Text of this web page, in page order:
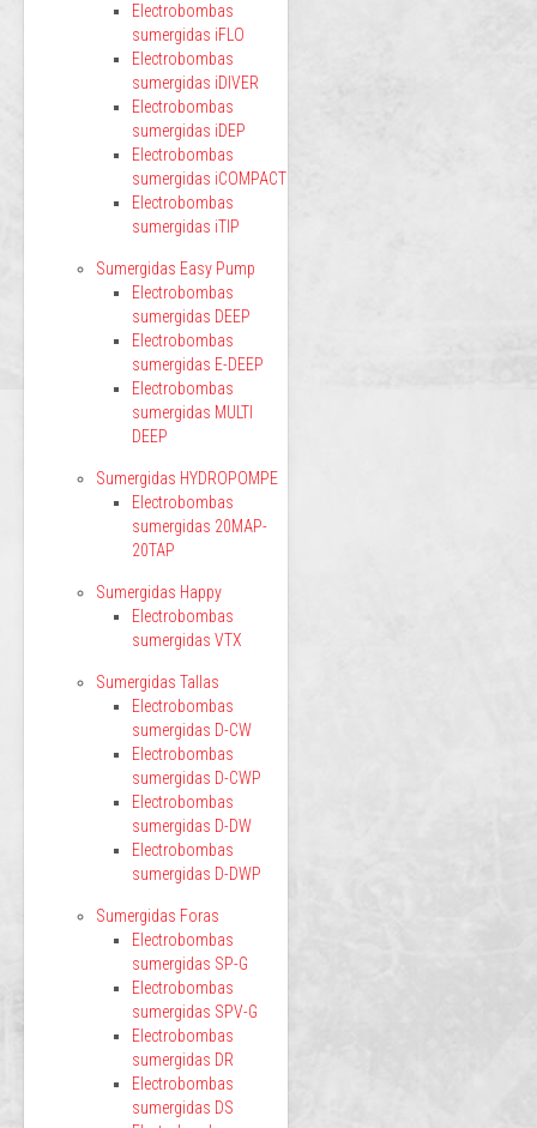
Electrobombas
sumergidas iFLO
Electrobombas
sumergidas iDIVER
Electrobombas
sumergidas iDEP
Electrobombas
sumergidas iCOMPACT
Electrobombas
sumergidas iTIP
Sumergidas Easy Pump
Electrobombas
sumergidas DEEP
Electrobombas
sumergidas E-DEEP
Electrobombas
sumergidas MULTI
DEEP
Sumergidas HYDROPOMPE
Electrobombas
sumergidas 20MAP-
20TAP
Sumergidas Happy
Electrobombas
sumergidas VTX
Sumergidas Tallas
Electrobombas
sumergidas D-CW
Electrobombas
sumergidas D-CWP
Electrobombas
sumergidas D-DW
Electrobombas
sumergidas D-DWP
Sumergidas Foras
Electrobombas
sumergidas SP-G
Electrobombas
sumergidas SPV-G
Electrobombas
sumergidas DR
Electrobombas
sumergidas DS